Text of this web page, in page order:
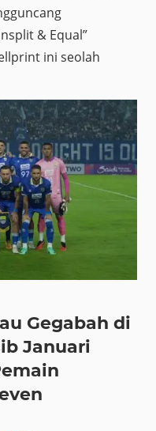
& Equal”
ini seolah
Gegabah di
Januari